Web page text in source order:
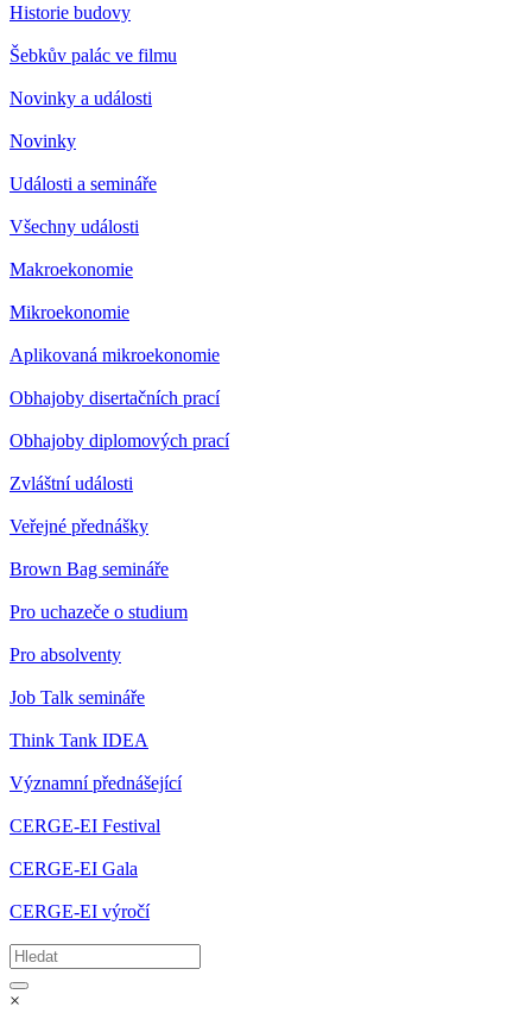
Historie budovy
Šebkův palác ve filmu
Novinky a události
Novinky
Události a semináře
Všechny události
Makroekonomie
Mikroekonomie
Aplikovaná mikroekonomie
Obhajoby disertačních prací
Obhajoby diplomových prací
Zvláštní události
Veřejné přednášky
Brown Bag semináře
Pro uchazeče o studium
Pro absolventy
Job Talk semináře
Think Tank IDEA
Významní přednášející
CERGE-EI Festival
CERGE-EI Gala
CERGE-EI výročí
×